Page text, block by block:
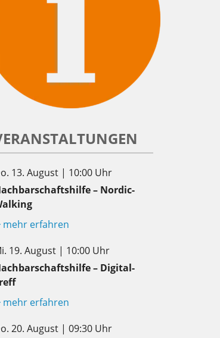
13. August | 10:00 Uhr
– Nordic-
mehr erfahren
19. August | 10:00 Uhr
– Digital-
mehr erfahren
20. August | 09:30 Uhr